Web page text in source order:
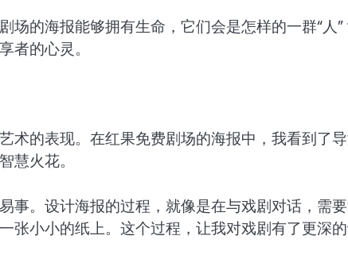
的海报能够拥有生命，它们会是怎样的一群“人”
者的心灵。
术的表现。在红果免费剧场的海报中，我看到了
慧火花。
事。设计海报的过程，就像是在与戏剧对话，需
张小小的纸上。这个过程，让我对戏剧有了更深